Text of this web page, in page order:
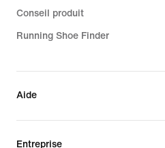
Conseil produit
Running Shoe Finder
Aide
Entreprise